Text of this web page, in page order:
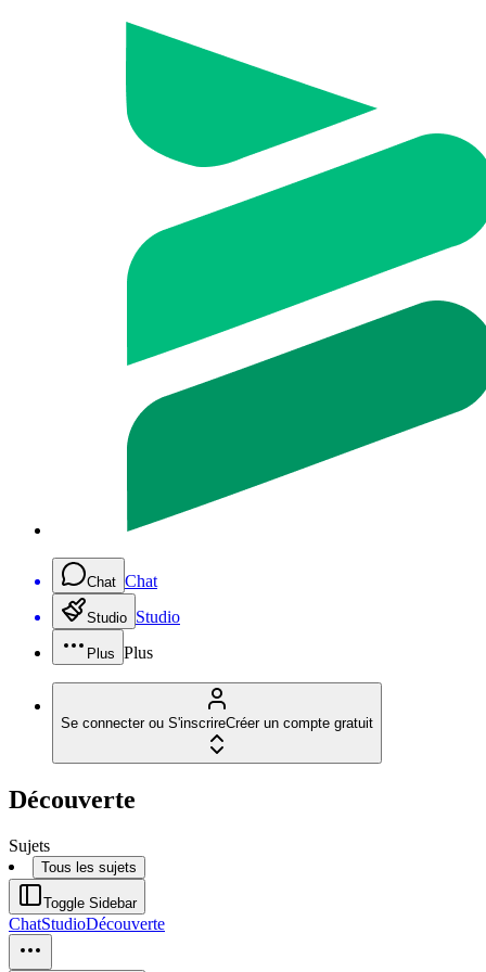
Chat Chat
Studio Studio
Plus Plus
Se connecter ou S'inscrireCréer un compte gratuit
Découverte
Sujets
Tous les sujets
Toggle Sidebar
ChatStudioDécouverte